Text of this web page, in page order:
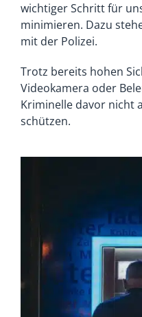
wichtiger Schritt für
minimieren. Dazu
mit der Polizei.
Trotz bereits hohen
Videokamera oder
Kriminelle davor nicht
schützen.